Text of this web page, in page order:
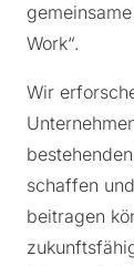
Work“.
Wir
schaffen
beitragen